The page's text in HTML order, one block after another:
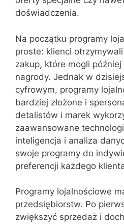
doświadczenia.
Na początku programy
proste: klienci
zakup, które mogli
nagrody. Jednak w
cyfrowym, programy
bardziej złożone i
detalistów i marek
zaawansowane
inteligencja i analiza
swoje programy do
preferencji każdego
Programy lojalnościowe
przedsiębiorstw. Po
zwiększyć sprzedaż i